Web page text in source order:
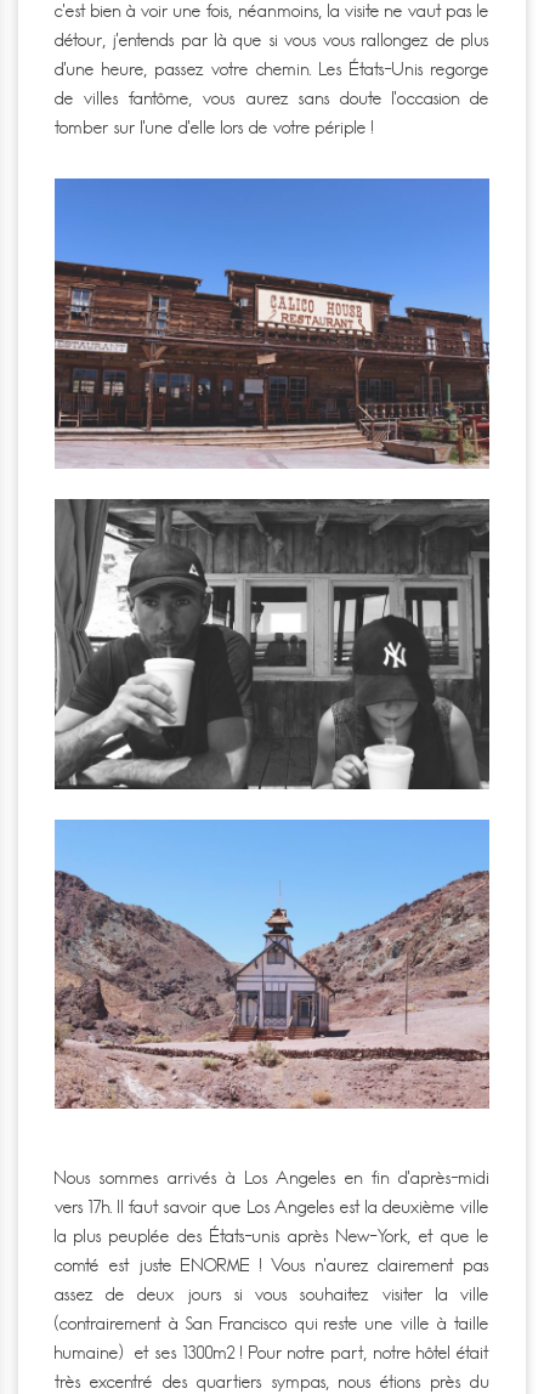
c’est bien à voir une fois, néanmoins, la visite ne vaut pas le
détour, j’entends par là que si vous vous rallongez de plus
d’une heure, passez votre chemin. Les États-Unis regorge
de villes fantôme, vous aurez sans doute l’occasion de
tomber sur l’une d’elle lors de votre périple !
Nous sommes arrivés à Los Angeles en fin d’après-midi
vers 17h. Il faut savoir que Los Angeles est la deuxième ville
la plus peuplée des États-unis après New-York, et que le
comté est juste ENORME ! Vous n’aurez clairement pas
assez de deux jours si vous souhaitez visiter la ville
(contrairement à San Francisco qui reste une ville à taille
humaine) et ses 1300m2 ! Pour notre part, notre hôtel était
très excentré des quartiers sympas, nous étions près du